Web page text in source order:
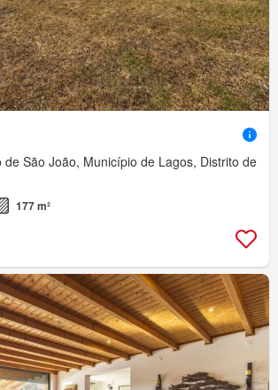
de São João, Município de Lagos, Distrito de
177 m²